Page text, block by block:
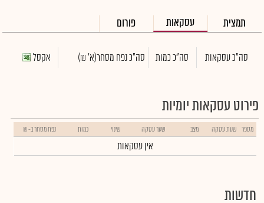
תמצית עסקאות פורום
סה"כ עסקאות סה"כ כמות סה"כ נפח מסחר(א' ₪) אקסל
פירוט עסקאות יומיות
מספר שעת עסקה מצב שער עסקה שינוי כמות נפח מסחר ב- ₪
אין עסקאות
חדשות